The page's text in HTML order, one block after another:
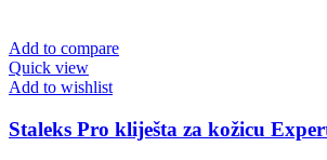
Add to compare
Quick view
Add to wishlist
Staleks Pro kliješta za kožicu